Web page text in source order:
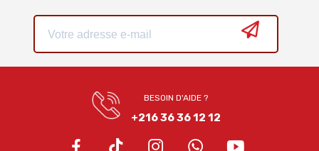
BESOIN D'AIDE ?
+216 36 36 12 12